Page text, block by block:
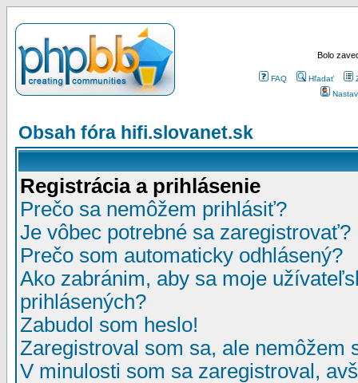
Bolo
FAQ Hľadať
Obsah fóra hifi.slovanet.sk
Registrácia a prihlásenie
Prečo sa nemôžem prihlásiť?
Je vôbec potrebné sa zaregistrovať?
Prečo som automaticky odhlásený?
Ako zabránim, aby sa moje
prihlásených?
Zabudol som heslo!
Zaregistroval som sa, ale nemôžem
V minulosti som sa zaregistroval,